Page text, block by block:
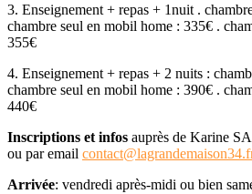
3. Enseignement + repas + 1nuit .
chambre seul en mobil home : 335€ .
355€
4. Enseignement + repas + 2 nuits :
chambre seul en mobil home : 390€ .
440€
Inscriptions et infos auprès de Karine
ou par email
Arrivée: vendredi après-midi ou bien